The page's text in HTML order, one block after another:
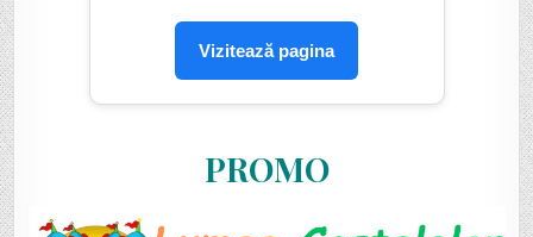
Vizitează pagina
PROMO